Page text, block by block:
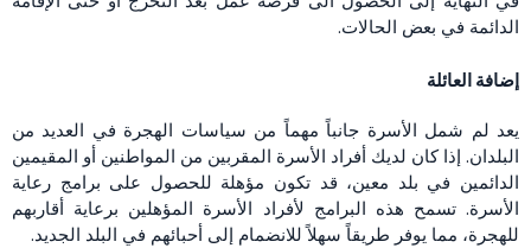
الدائمة في بعض الحالات.
إضافة العائلة
يعد لم شمل الأسرة جانباً مهماً من سياسات الهجرة في العديد من
البلدان. إذا كان لديك أفراد الأسرة المقربين من المواطنين أو المقيمين
الدائمين في بلد معين، قد تكون مؤهلة للحصول على برامج رعاية
الأسرة. تسمح هذه البرامج لأفراد الأسرة المؤهلين برعاية أقاربهم
للهجرة، مما يوفر طريقاً سهلاً للانضمام إلى أحبائهم في البلد الجديد.